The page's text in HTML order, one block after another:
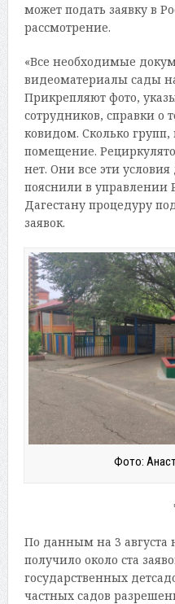
может подать заявку в
рассмотрение.
«Все необходимые
видеоматериалы сады
Прикрепляют фото,
сотрудников, справки о
ковидом. Сколько групп,
помещение.
нет. Они все эти
пояснили в управлении
Дагестану процедуру
заявок.
Фото:
По данным на 3 августа
получило около ста
государственных
частных садов